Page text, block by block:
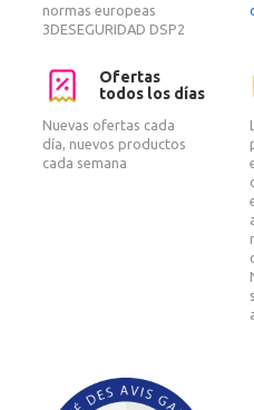
normas europeas
3DESEGURIDAD DSP2
Ofertas
todos los días
Nuevas ofertas cada
día, nuevos productos
cada semana